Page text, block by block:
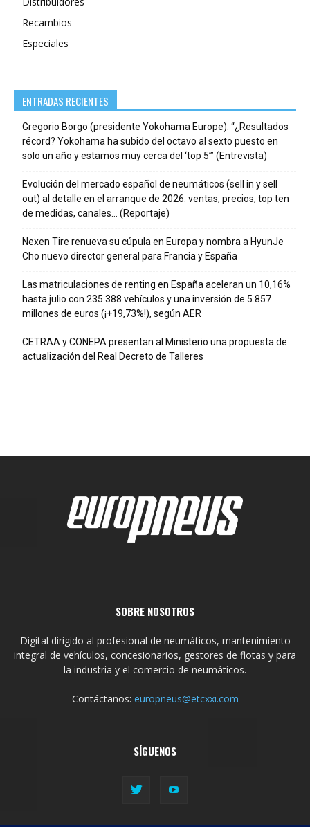
Recambios
Especiales
ENTRADAS RECIENTES
Gregorio Borgo (presidente Yokohama Europe): “¿Resultados
récord? Yokohama ha subido del octavo al sexto puesto en
solo un año y estamos muy cerca del ‘top 5’” (Entrevista)
Evolución del mercado español de neumáticos (sell in y sell
out) al detalle en el arranque de 2026: ventas, precios, top ten
de medidas, canales… (Reportaje)
Nexen Tire renueva su cúpula en Europa y nombra a HyunJe
Cho nuevo director general para Francia y España
Las matriculaciones de renting en España aceleran un 10,16%
hasta julio con 235.388 vehículos y una inversión de 5.857
millones de euros (¡+19,73%!), según AER
CETRAA y CONEPA presentan al Ministerio una propuesta de
actualización del Real Decreto de Talleres
SOBRE NOSOTROS
Digital dirigido al profesional de neumáticos, mantenimiento
integral de vehículos, concesionarios, gestores de flotas y para
la industria y el comercio de neumáticos.
Contáctanos: europneus@etcxxi.com
SÍGUENOS